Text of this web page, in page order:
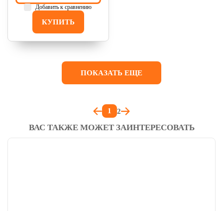
КУПИТЬ
Добавить к сравнению
ПОКАЗАТЬ ЕЩЕ
1 2
ВАС ТАКЖЕ МОЖЕТ ЗАИНТЕРЕСОВАТЬ